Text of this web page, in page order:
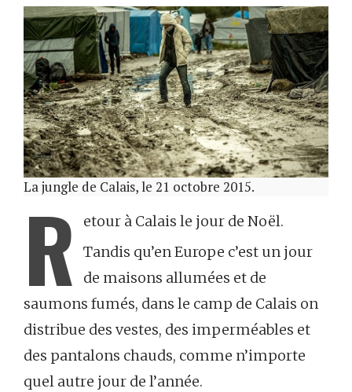
La jungle de Calais, le 21 octobre 2015.
R
etour à Calais le jour de Noël.
Tandis qu’en Europe c’est un jour
de maisons allumées et de
saumons fumés, dans le camp de Calais on
distribue des vestes, des imperméables et
des pantalons chauds, comme n’importe
quel autre jour de l’année.